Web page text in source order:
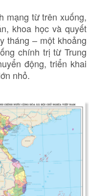
Giá vàng
Tiêu dùng
Tỷ giá
Chứng khoán
Giá cà phê
mạng từ trên xuống,
khoa học và quyết
tháng – một khoảng
chính trị từ Trung
động, triển khai
nhỏ.